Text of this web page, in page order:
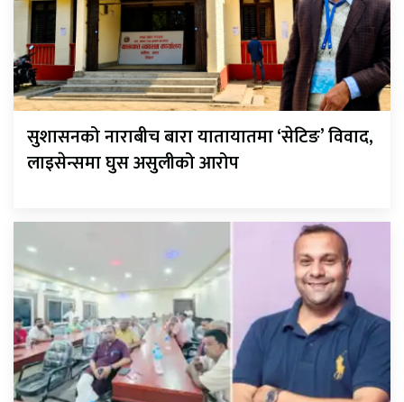
सुशासनको नाराबीच बारा यातायातमा ‘सेटिङ’ विवाद,
लाइसेन्समा घुस असुलीको आरोप